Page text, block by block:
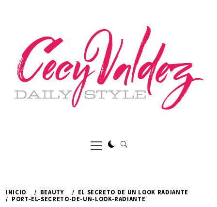
Menú
principal
INICIO BEAUTY
EL SECRETO DE UN LOOK RADIANTE
PORT-EL-SECRETO-DE-UN-LOOK-RADIANTE